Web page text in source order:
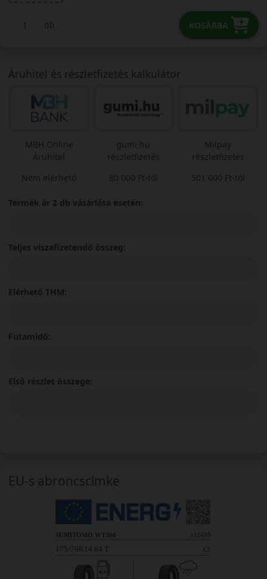
db KOSÁRBA
Áruhitel és részletfizetés kalkulátor
MBH Online
Áruhitel
Nem elérhető
gumi.hu
részletfizetés
80 000 Ft-tól
Milpay
részletfizetés
501 000 Ft-tól
Termék ár 2 db vásárlása esetén:
Teljes viszafizetendő összeg:
Elérhető THM:
Futamidő:
Első részlet összege:
EU-s abroncscímke